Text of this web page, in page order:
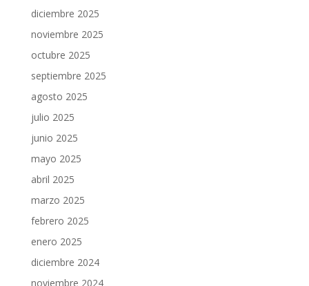
diciembre 2025
noviembre 2025
octubre 2025
septiembre 2025
agosto 2025
julio 2025
junio 2025
mayo 2025
abril 2025
marzo 2025
febrero 2025
enero 2025
diciembre 2024
noviembre 2024